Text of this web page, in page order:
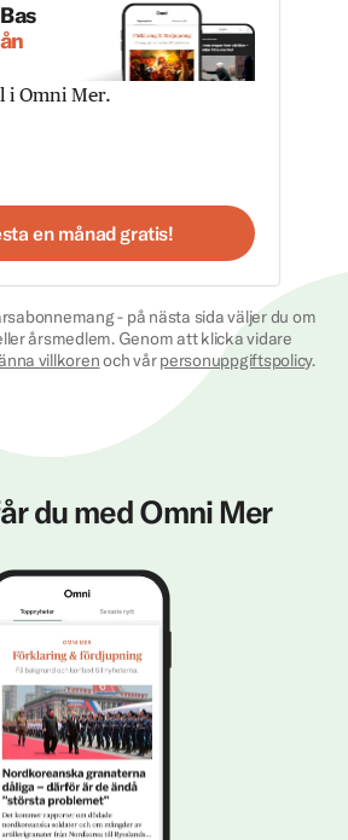
i Omni Mer.
en månad gratis!
- på nästa sida väljer du om
årsmedlem. Genom att klicka vidare
villkorenoch vårpersonuppgiftspolicy.
du med Omni Mer